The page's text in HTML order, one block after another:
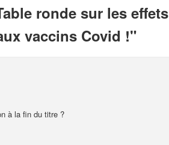
ronde sur les
vaccins Covid !"
à la fin du titre ?